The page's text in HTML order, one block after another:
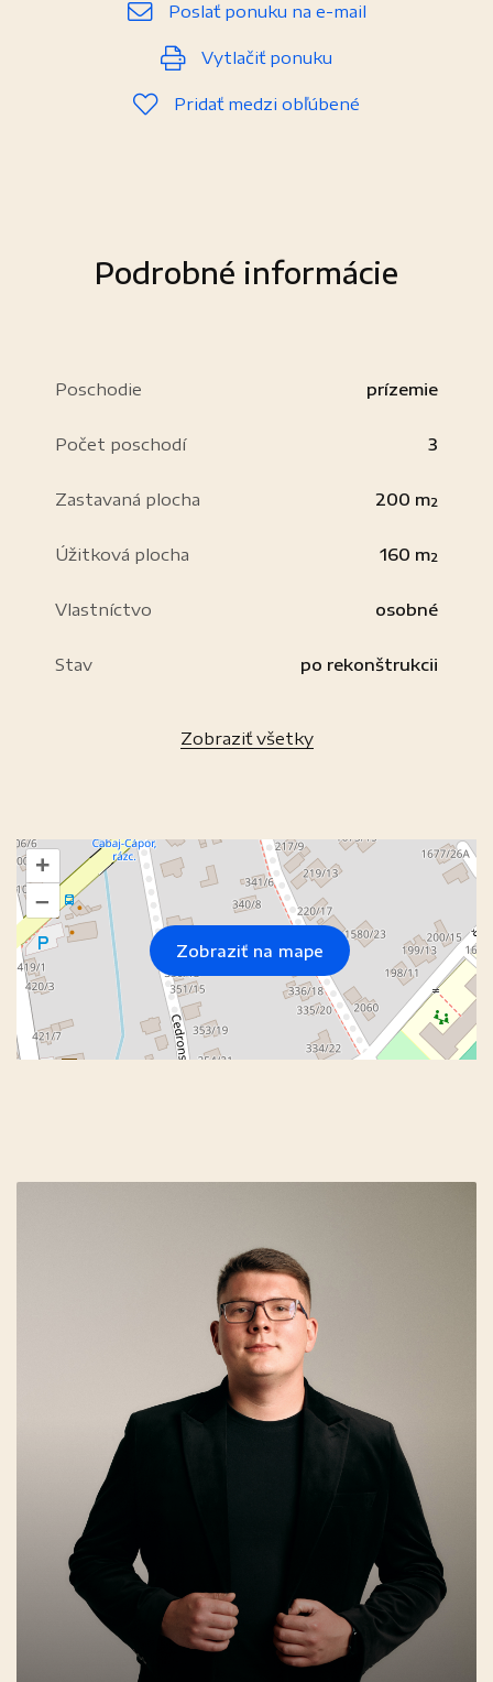
Poslať ponuku na e-mail
Vytlačiť ponuku
Pridať medzi obľúbené
Podrobné informácie
Poschodie prízemie
Počet poschodí 3
Zastavaná plocha 200 m²
Úžitková plocha 160 m²
Vlastníctvo osobné
Stav po rekonštrukcii
Zobraziť všetky
Zobraziť na mape
+
–